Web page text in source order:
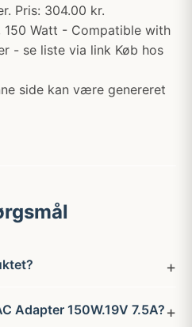
Pris: 304.00 kr.
Watt - Compatible with
- se liste via link Køb hos
side kan være genereret
Adapter 150W.19V 7.5A?